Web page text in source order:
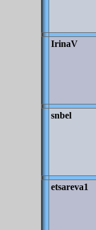
IrinaV
snbel
etsareva1